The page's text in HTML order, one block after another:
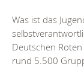
Was ist das
Deutschen
rund 5.500